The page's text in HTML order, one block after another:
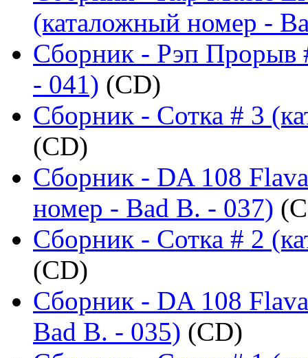
(каталожный номер -
Сборник - Рэп Прорыв
- 041) (CD)
Сборник - Сотка # 3
(CD)
Сборник - DA 108
номер - Bad B. - 037)
Сборник - Сотка # 2
(CD)
Сборник - DA 108
Bad B. - 035) (CD)